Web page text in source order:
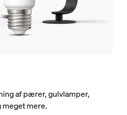
af pærer, gulvlamper,
mere.